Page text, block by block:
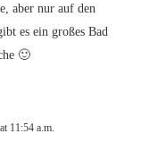
aber nur auf den
es ein großes Bad
🙂
11:54 a.m.